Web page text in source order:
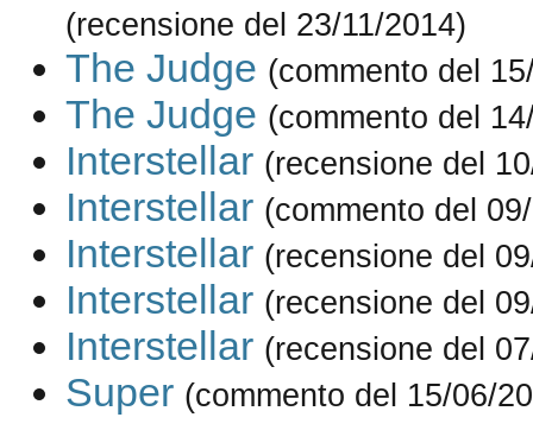
(recensione del 23/11/2014)
The Judge (commento del
The Judge (commento del
Interstellar (recensione del
Interstellar (commento del
Interstellar (recensione del
Interstellar (recensione del
Interstellar (recensione del
Super (commento del 15/06/